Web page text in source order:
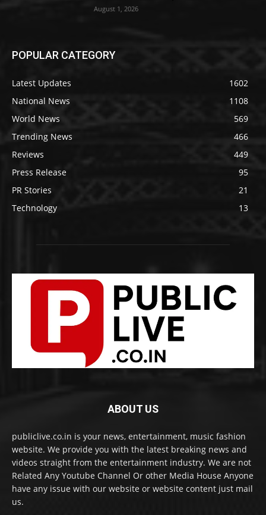
August 1, 2026
POPULAR CATEGORY
Latest Updates
1602
National News
1108
World News
569
Trending News
466
Reviews
449
Press Release
95
PR Stories
21
Technology
13
ABOUT US
publiclive.co.in is your news, entertainment, music fashion
website. We provide you with the latest breaking news and
videos straight from the entertainment industry. We are not
Related Any Youtube Channel Or other Media House Anyone
have any issue with our website or website content just mail
us.